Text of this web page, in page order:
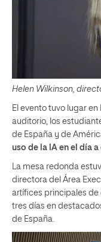
Helen Wilkinson,
El evento tuvo lugar
auditorio, los
de España y de
uso de la IA en el día
La mesa redonda
directora del Área
artífices principales de
tres días en
de España.